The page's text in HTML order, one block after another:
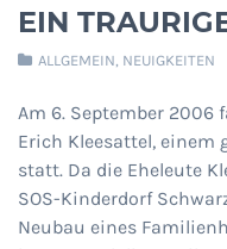
EIN
ALLGEMEIN, NEUIGKEITEN
Am 6. September 2006
Erich Kleesattel, einem
statt. Da die Eheleute
SOS-Kinderdorf
Neubau eines